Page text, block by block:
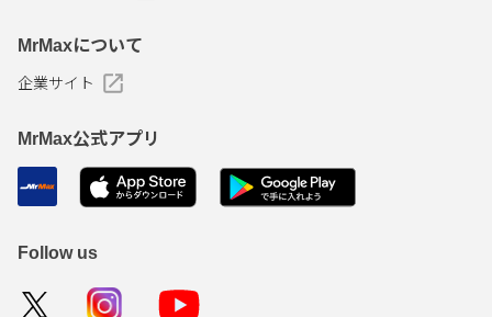
MrMaxについて
企業サイト
MrMax公式アプリ
Follow us